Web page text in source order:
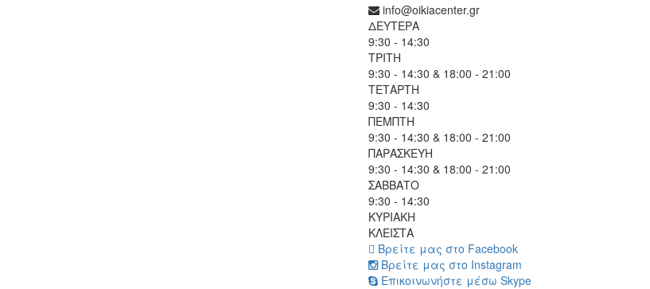
info@oikiacenter.gr
ΔΕΥΤΕΡΑ
9:30 - 14:30
ΤΡΙΤΗ
9:30 - 14:30 & 18:00 - 21:00
ΤΕΤΑΡΤΗ
9:30 - 14:30
ΠΕΜΠΤΗ
9:30 - 14:30 & 18:00 - 21:00
ΠΑΡΑΣΚΕΥΗ
9:30 - 14:30 & 18:00 - 21:00
ΣΑΒΒΑΤΟ
9:30 - 14:30
ΚΥΡΙΑΚΗ
ΚΛΕΙΣΤΑ
Βρείτε μας στο Facebook
Βρείτε μας στο Instagram
Επικοινωνήστε μέσω Skype